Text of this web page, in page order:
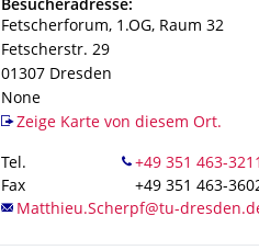
Adresse
Besucheradresse:
Fetscherforum, 1.OG, Raum 32
Fetscherstr. 29
01307 Dresden
None
Zeige Karte von diesem Ort.
Tel.
Fax
+49 351 463-